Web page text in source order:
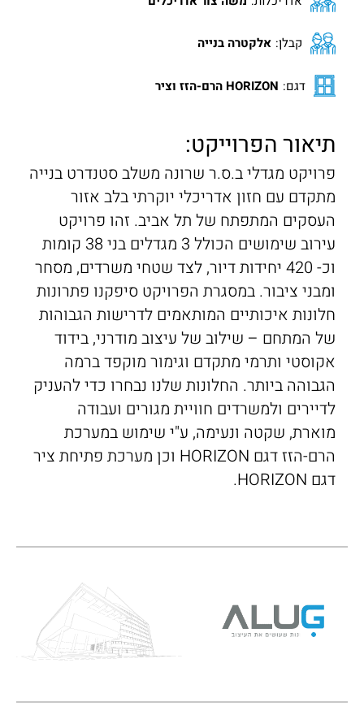
קבלן: אלקטרה בנייה
דגם: HORIZON הרם-הזז וציר
תיאור הפרוייקט:
פרויקט מגדלי ב.ס.ר שרונה משלב סטנדרט בנייה
מתקדם עם חזון אדריכלי יוקרתי בלב אזור
העסקים המתפתח של תל אביב. זהו פרויקט
עירוב שימושים הכולל 3 מגדלים בני 38 קומות
וכ- 420 יחידות דיור, לצד שטחי משרדים, מסחר
ומבני ציבור. במסגרת הפרויקט סיפקנו פתרונות
חלונות איכותיים המותאמים לדרישות הגבוהות
של המתחם – שילוב של עיצוב מודרני, בידוד
אקוסטי ותרמי מתקדם וגימור מוקפד ברמה
הגבוהה ביותר. החלונות שלנו נבחרו כדי להעניק
לדיירים ולמשרדים חוויית מגורים ועבודה
מוארת, שקטה ונעימה, ע"י שימוש במערכת
הרם-הזז דגם HORIZON וכן מערכת פתיחת ציר
דגם HORIZON.